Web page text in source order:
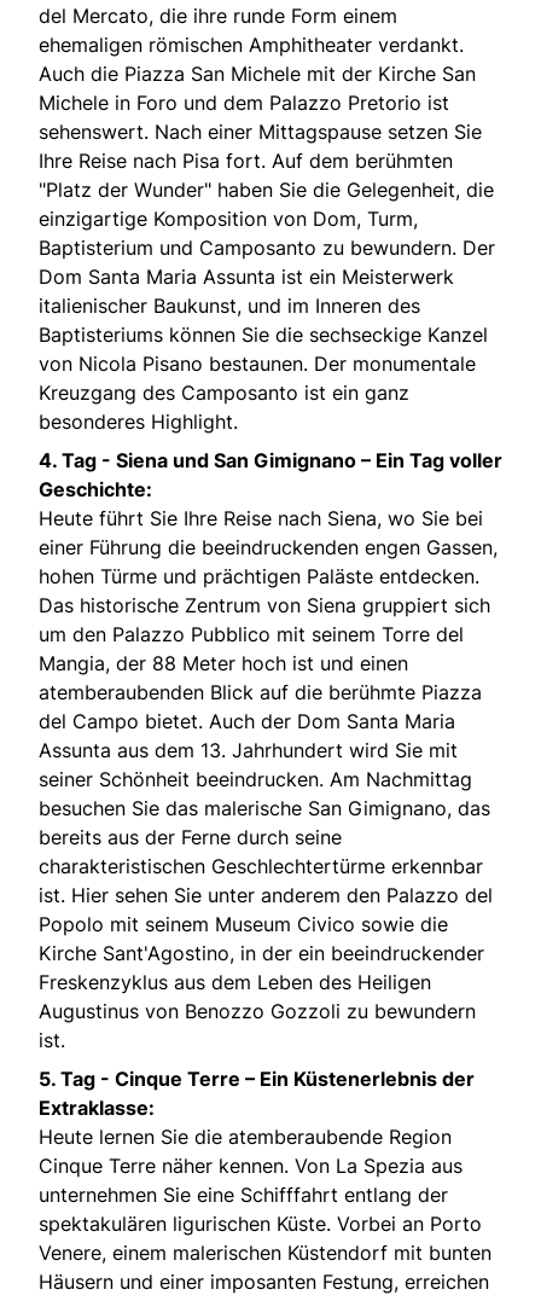
del Mercato, die ihre runde Form einem
ehemaligen römischen Amphitheater verdankt.
Auch die Piazza San Michele mit der Kirche San
Michele in Foro und dem Palazzo Pretorio ist
sehenswert. Nach einer Mittagspause setzen Sie
Ihre Reise nach Pisa fort. Auf dem berühmten
"Platz der Wunder" haben Sie die Gelegenheit, die
einzigartige Komposition von Dom, Turm,
Baptisterium und Camposanto zu bewundern. Der
Dom Santa Maria Assunta ist ein Meisterwerk
italienischer Baukunst, und im Inneren des
Baptisteriums können Sie die sechseckige Kanzel
von Nicola Pisano bestaunen. Der monumentale
Kreuzgang des Camposanto ist ein ganz
besonderes Highlight.
4. Tag - Siena und San Gimignano – Ein Tag voller
Geschichte:
Heute führt Sie Ihre Reise nach Siena, wo Sie bei
einer Führung die beeindruckenden engen Gassen,
hohen Türme und prächtigen Paläste entdecken.
Das historische Zentrum von Siena gruppiert sich
um den Palazzo Pubblico mit seinem Torre del
Mangia, der 88 Meter hoch ist und einen
atemberaubenden Blick auf die berühmte Piazza
del Campo bietet. Auch der Dom Santa Maria
Assunta aus dem 13. Jahrhundert wird Sie mit
seiner Schönheit beeindrucken. Am Nachmittag
besuchen Sie das malerische San Gimignano, das
bereits aus der Ferne durch seine
charakteristischen Geschlechtertürme erkennbar
ist. Hier sehen Sie unter anderem den Palazzo del
Popolo mit seinem Museum Civico sowie die
Kirche Sant'Agostino, in der ein beeindruckender
Freskenzyklus aus dem Leben des Heiligen
Augustinus von Benozzo Gozzoli zu bewundern
ist.
5. Tag - Cinque Terre – Ein Küstenerlebnis der
Extraklasse:
Heute lernen Sie die atemberaubende Region
Cinque Terre näher kennen. Von La Spezia aus
unternehmen Sie eine Schifffahrt entlang der
spektakulären ligurischen Küste. Vorbei an Porto
Venere, einem malerischen Küstendorf mit bunten
Häusern und einer imposanten Festung, erreichen